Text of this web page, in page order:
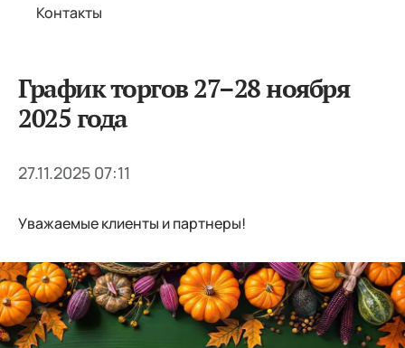
Контакты
График торгов 27–28 ноября
2025 года
27.11.2025 07:11
Уважаемые клиенты и партнеры!